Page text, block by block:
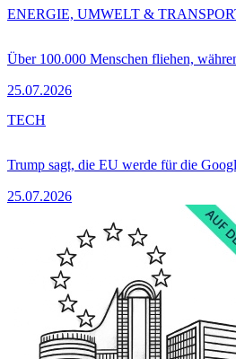
Über 100.000 Menschen fliehen,
25.07.2026
ENERGIE, UMWELT &
Trump sagt, die EU werde für die
25.07.2026
TECH